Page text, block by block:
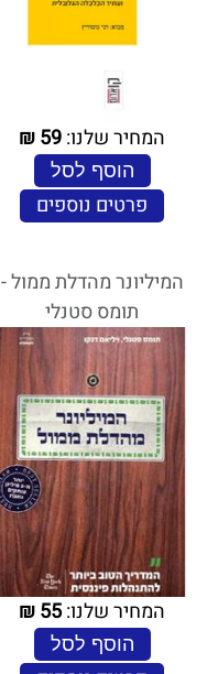
המחיר שלנו:59
₪
הוסף לסל
פרטים נוספים
המיליונר מהדלת ממול -
תומס סטנלי
המחיר שלנו:55
₪
הוסף לסל